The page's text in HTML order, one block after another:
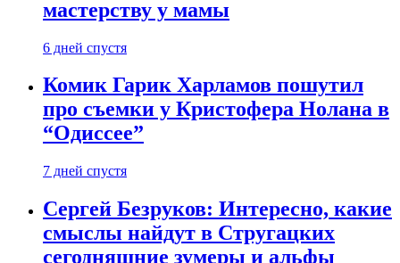
мастерству у мамы
6 дней спустя
Комик Гарик Харламов пошутил
про съемки у Кристофера Нолана в
“Одиссее”
7 дней спустя
Сергей Безруков: Интересно, какие
смыслы найдут в Стругацких
сегодняшние зумеры и альфы